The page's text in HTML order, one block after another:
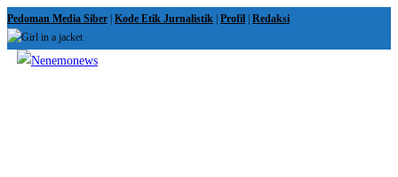
Skip
to
content
Pedoman Media Siber Kode Etik Jurnalistik Profil Redaksi